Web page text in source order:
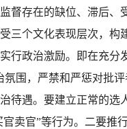
督存在的缺位、滞后
三个文化表现层次，
行政治激励。即在充分
氛围，严禁和严惩对批
待遇。要建立正常的
官卖官”等行为。二要